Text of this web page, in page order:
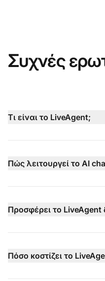
Συχνές
Τι είναι το LiveAgent;
chatbot, email ticketing,
διαχείριση βάσης
υποστήριξη.
Πώς λειτουργεί το AI
περιεχόμενο της
Όταν τα ζητήματα είναι
πλαίσιο.
Προσφέρει το
σας να δοκιμάσετε όλα τα
Πόσο κοστίζει το